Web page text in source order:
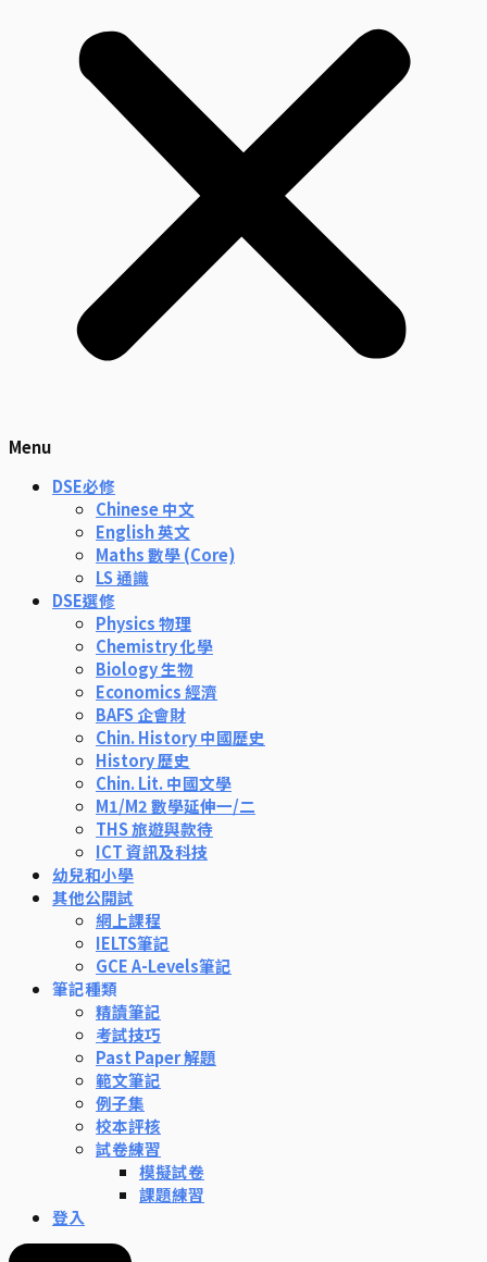
Menu
DSE必修
Chinese 中文
English 英文
Maths 數學 (Core)
LS 通識
DSE選修
Physics 物理
Chemistry 化學
Biology 生物
Economics 經濟
BAFS 企會財
Chin. History 中國歷史
History 歷史
Chin. Lit. 中國文學
M1/M2 數學延伸一/二
THS 旅遊與款待
ICT 資訊及科技
幼兒和小學
其他公開試
網上課程
IELTS筆記
GCE A-Levels筆記
筆記種類
精讀筆記
考試技巧
Past Paper 解題
範文筆記
例子集
校本評核
試卷練習
模擬試卷
課題練習
登入